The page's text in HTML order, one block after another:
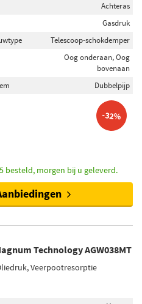
Achteras
Gasdruk
Telescoop-schokdemper
Oog onderaan, Oog
bovenaan
Dubbelpijp
-32%
besteld, morgen bij u geleverd.
Technology AGW038MT
Veerpootresorptie